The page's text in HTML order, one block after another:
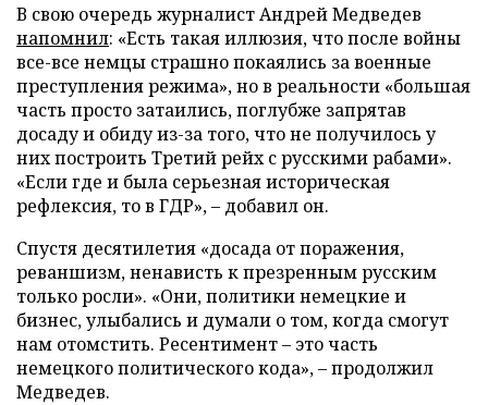
В свою очередь журналист Андрей Медведев
напомнил: «Есть такая иллюзия, что после войны
все-все немцы страшно покаялись за военные
преступления режима», но в реальности «большая
часть просто затаились, поглубже запрятав
досаду и обиду из-за того, что не получилось у
них построить Третий рейх с русскими рабами».
«Если где и была серьезная историческая
рефлексия, то в ГДР», – добавил он.
Спустя десятилетия «досада от поражения,
реваншизм, ненависть к презренным русским
только росли». «Они, политики немецкие и
бизнес, улыбались и думали о том, когда смогут
нам отомстить. Ресентимент – это часть
немецкого политического кода», – продолжил
Медведев.